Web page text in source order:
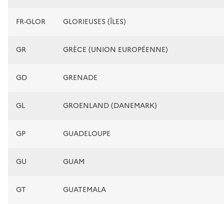
FR-GLOR GLORIEUSES (ÎLES)
GR GRÈCE (UNION EUROPÉENNE)
GD GRENADE
GL GROENLAND (DANEMARK)
GP GUADELOUPE
GU GUAM
GT GUATEMALA